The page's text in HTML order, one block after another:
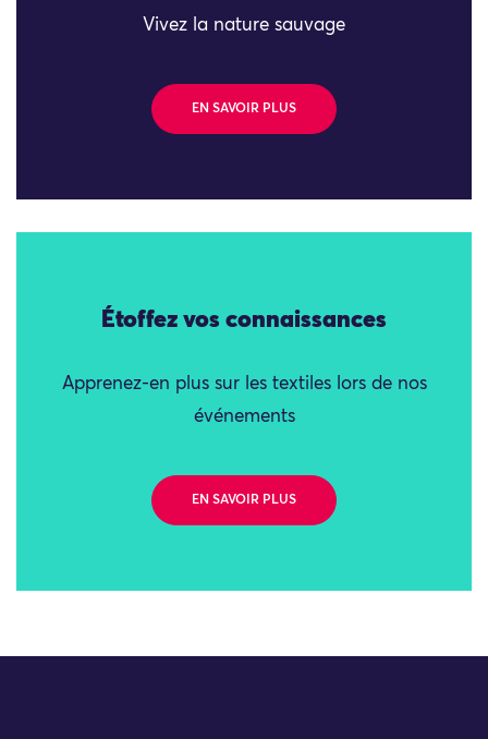
Vivez la nature sauvage
EN SAVOIR PLUS
Étoffez vos connaissances
Apprenez-en plus sur les textiles lors de nos
événements
EN SAVOIR PLUS